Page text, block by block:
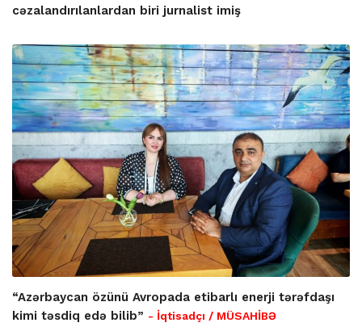
cəzalandırılanlardan biri jurnalist imiş
“Azərbaycan özünü Avropada etibarlı enerji tərəfdaşı
kimi təsdiq edə bilib” - İqtisadçı / MÜSAHİBƏ